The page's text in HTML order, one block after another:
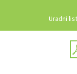
Uradni